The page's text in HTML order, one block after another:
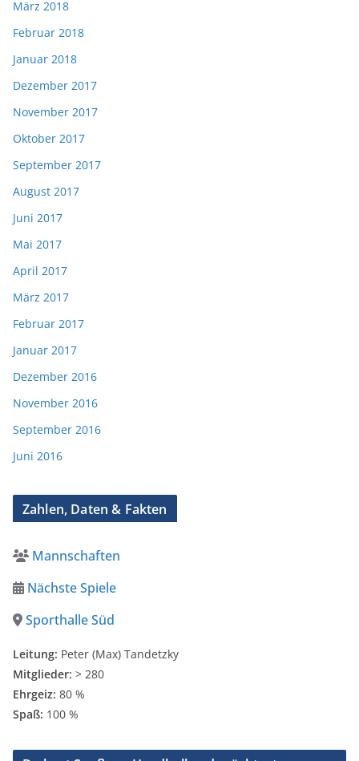
März 2018
Februar 2018
Januar 2018
Dezember 2017
November 2017
Oktober 2017
September 2017
August 2017
Juni 2017
Mai 2017
April 2017
März 2017
Februar 2017
Januar 2017
Dezember 2016
November 2016
September 2016
Juni 2016
Zahlen, Daten & Fakten
Mannschaften
Nächste Spiele
Sporthalle Süd
Leitung: Peter (Max) Tandetzky
Mitglieder: > 280
Ehrgeiz: 80 %
Spaß: 100 %